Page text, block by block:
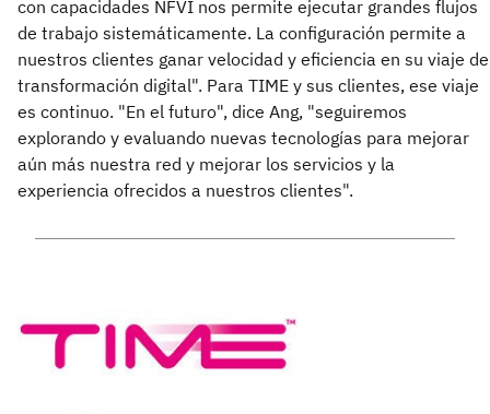
con capacidades NFVI nos permite ejecutar grandes flujos
de trabajo sistemáticamente. La configuración permite a
nuestros clientes ganar velocidad y eficiencia en su viaje de
transformación digital". Para TIME y sus clientes, ese viaje
es continuo. "En el futuro", dice Ang, "seguiremos
explorando y evaluando nuevas tecnologías para mejorar
aún más nuestra red y mejorar los servicios y la
experiencia ofrecidos a nuestros clientes".